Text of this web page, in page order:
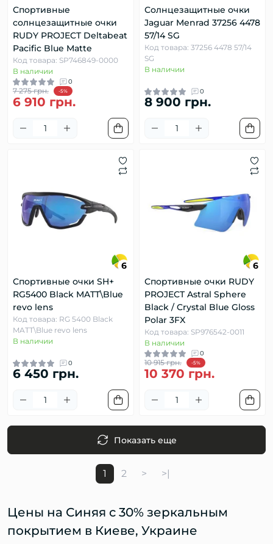
Спортивные
солнцезащитные очки
RUDY PROJECT Deltabeat
Pacific Blue Matte
Код товара: SP746849-0000
В наличии
0
7 275 грн. -5%
6 910 грн.
Солнцезащитные очки
Jaguar Menrad 37256 4478
57/14 SG
Код товара: 37256 4478 57/14
SG
В наличии
0
8 900 грн.
6
Спортивные очки SH+
RG5400 Black MATT\Blue
revo lens
Код товара: RG 5400 Black
MATT\Blue revo lens
В наличии
0
6 450 грн.
6
Спортивные очки RUDY
PROJECT Astral Sphere
Black / Crystal Blue Gloss
Polar 3FX
Код товара: SP976542-0011
В наличии
0
10 915 грн. -5%
10 370 грн.
Показать еще
1 2 > >|
Цены на Синяя c 30% зеркальным
покрытием в Киеве, Украине